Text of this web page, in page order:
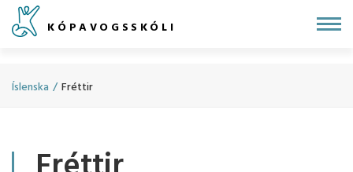
Fara
í
KÓPAVOGSSKÓLI
Íslenska / Fréttir